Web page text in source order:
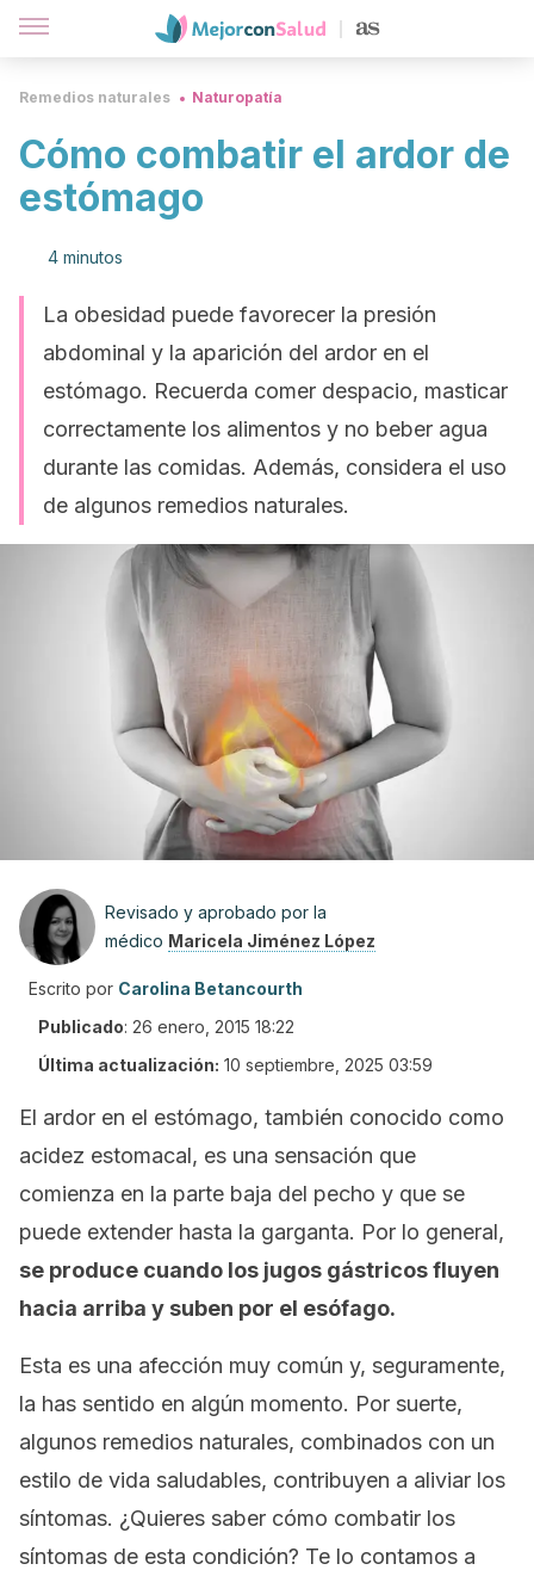
Remedios naturales Naturopatía
Cómo combatir el ardor de
estómago
4 minutos
La obesidad puede favorecer la presión
abdominal y la aparición del ardor en el
estómago. Recuerda comer despacio, masticar
correctamente los alimentos y no beber agua
durante las comidas. Además, considera el uso
de algunos remedios naturales.
Revisado y aprobado por la
médico Maricela Jiménez López
Escrito por Carolina Betancourth
Publicado: 26 enero, 2015 18:22
Última actualización: 10 septiembre, 2025 03:59
El ardor en el estómago, también conocido como
acidez estomacal, es una sensación que
comienza en la parte baja del pecho y que se
puede extender hasta la garganta. Por lo general,
se produce cuando los jugos gástricos fluyen
hacia arriba y suben por el esófago.
Esta es una afección muy común y, seguramente,
la has sentido en algún momento. Por suerte,
algunos remedios naturales, combinados con un
estilo de vida saludables, contribuyen a aliviar los
síntomas. ¿Quieres saber cómo combatir los
síntomas de esta condición? Te lo contamos a